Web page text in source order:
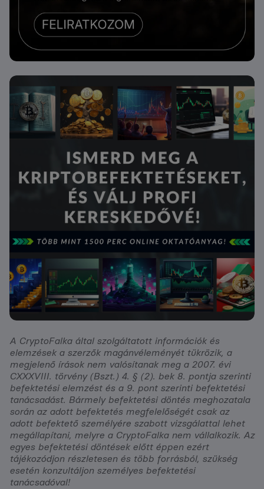
A CryptoFalka által szolgáltatott információk és
elemzések a szerzők magánvéleményét tükrözik, a
megjelenő írások nem valósítanak meg a 2007. évi
CXXXVIII. törvény (Bszt.) 4. § (2). bek 8. pontja szerinti
befektetési elemzést és a 9. pont szerinti befektetési
tanácsadást. Bármely befektetési döntés meghozatala
során az adott befektetés megfelelőségét csak az
adott befektető személyére szabott vizsgálattal lehet
megállapítani, melyre a CryptoFalka nem vállalkozik. Az
egyes befektetési döntések előtt éppen ezért
tájékozódjon részletesen és több forrásból, szükség
esetén konzultáljon személyes befektetési
tanácsadóval!